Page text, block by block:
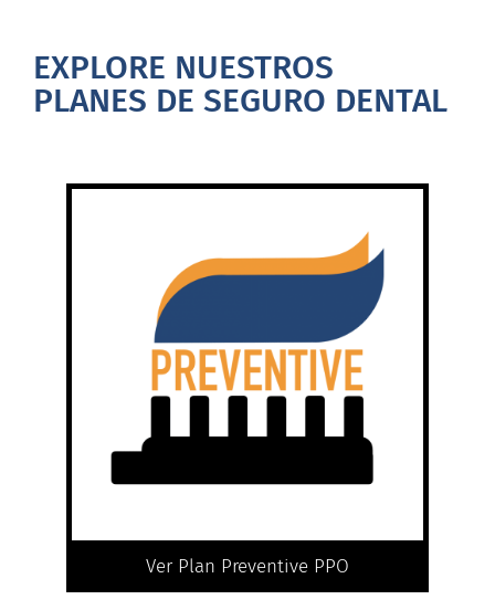
EXPLORE NUESTROS
PLANES DE SEGURO DENTAL
Ver Plan Preventive PPO